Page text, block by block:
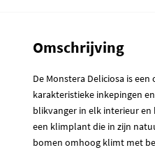
Omschrijving
De Monstera Deliciosa is
karakteristieke inkepingen
blikvanger in elk interieur
een klimplant die in zijn
bomen omhoog klimt met